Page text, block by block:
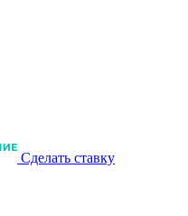
Сделать ставку